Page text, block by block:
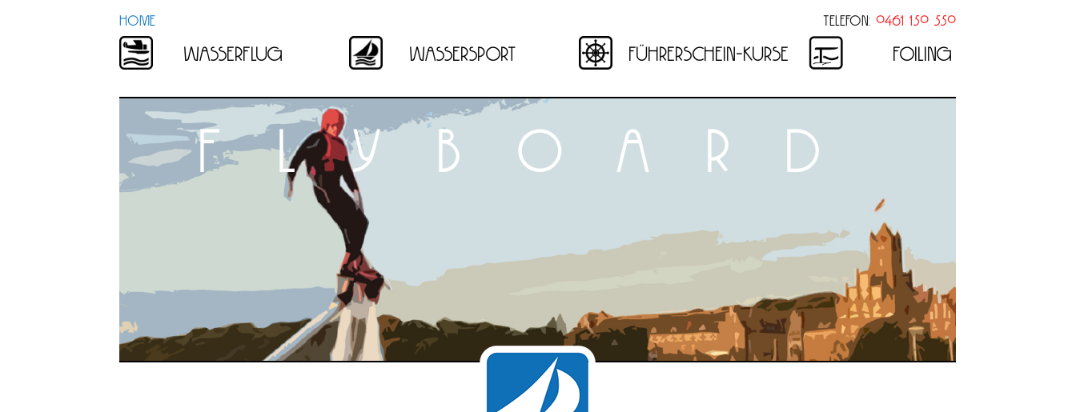
HOME TELEFON: 0461 150 550
wasserflug wassersport führerschein-Kurse foiling
flyboard